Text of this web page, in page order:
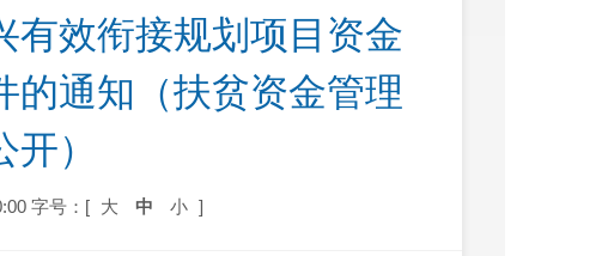
有效衔接规划项目资金
的通知（扶贫资金管理
）
字号：[ 大 中 小 ]